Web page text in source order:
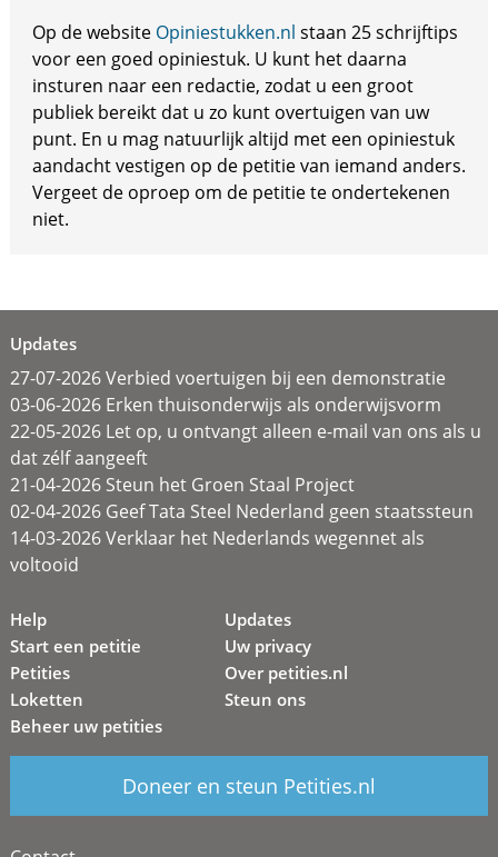
Op de website Opiniestukken.nl staan 25 schrijftips
voor een goed opiniestuk. U kunt het daarna
insturen naar een redactie, zodat u een groot
publiek bereikt dat u zo kunt overtuigen van uw
punt. En u mag natuurlijk altijd met een opiniestuk
aandacht vestigen op de petitie van iemand anders.
Vergeet de oproep om de petitie te ondertekenen
niet.
Updates
27-07-2026 Verbied voertuigen bij een demonstratie
03-06-2026 Erken thuisonderwijs als onderwijsvorm
22-05-2026 Let op, u ontvangt alleen e-mail van ons als u
dat zélf aangeeft
21-04-2026 Steun het Groen Staal Project
02-04-2026 Geef Tata Steel Nederland geen staatssteun
14-03-2026 Verklaar het Nederlands wegennet als
voltooid
Help
Start een petitie
Petities
Loketten
Beheer uw petities
Updates
Uw privacy
Over petities.nl
Steun ons
Doneer en steun Petities.nl